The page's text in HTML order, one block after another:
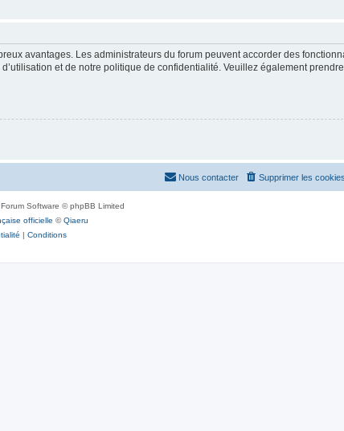
avantages. Les administrateurs du forum peuvent accorder des
et de notre politique de confidentialité. Veuillez également
Supprimer les cookies
Nous contacter
Software © phpBB Limited
officielle ©Qiaeru
| Conditions